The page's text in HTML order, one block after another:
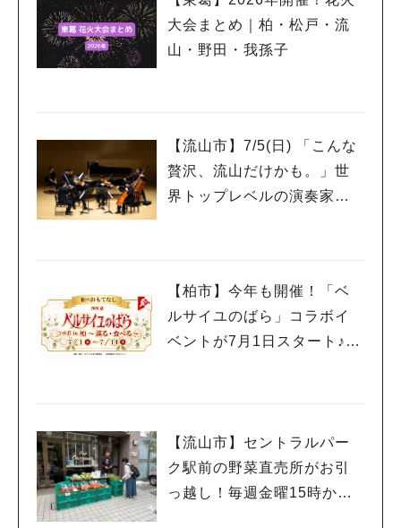
大会まとめ｜柏・松戸・流
山・野田・我孫子
【流山市】7/5(日) 「こんな
贅沢、流山だけかも。」世
界トップレベルの演奏家を
【柏市】今年も開催！「ベ
ルサイユのばら」コラボイ
ベントが7月1日スタート♪柏
【流山市】セントラルパー
ク駅前の野菜直売所がお引
っ越し！毎週金曜15時から
人気のキーワード
#ラーメン#ショッピング #カフェ
#イベント#公園#教えたい／教えて投稿記事
#教えたい/こんなの見つけた